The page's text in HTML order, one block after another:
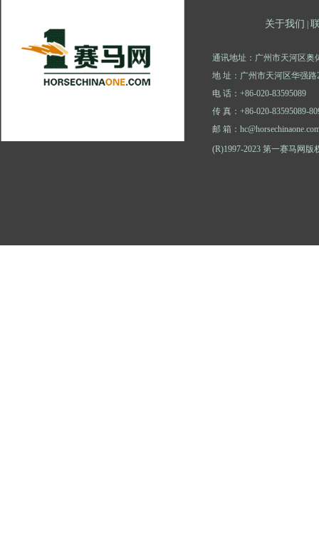
关于我们
通讯地址：广州市天河区奥
地 址：广州市天河区华强路
电 话：+86-020-83595089
传 真：+86-020-83595089-
邮 箱：
(R)1997-2023 第一赛马网版